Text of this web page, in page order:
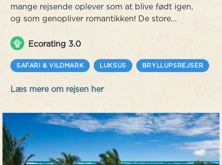
mange rejsende oplever som at blive født igen,
og som genopliver romantikken! De store
landskaber, den vilde natur, løver og giraffer,
følelsen af at være i menneskets vugge - dette
er en romantisk feriedestination som ikke mange
andre. Lange, hvide strande, dramatiske halvøer
og romantiske feriesteder langs kysten er den
ideelle cocktail for dem,...
Ecorating 3.0
SAFARI & VILDMARK LUKSUS BRYLLUPSREJSER
Læs mere om rejsen her